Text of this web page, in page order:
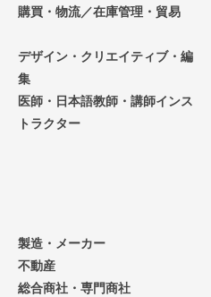
購買・物流／在庫管理・貿易
デザイン・クリエイティブ・編
集
医師・日本語教師・講師インス
トラクター
製造・メーカー
不動産
総合商社・専門商社